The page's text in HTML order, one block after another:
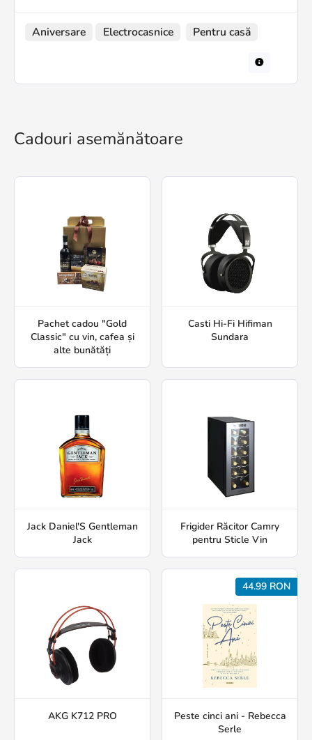
Aniversare Electrocasnice Pentru casă
Cadouri asemănătoare
Pachet cadou "Gold
Classic" cu vin, cafea și
alte bunătăți
Casti Hi-Fi Hifiman
Sundara
Jack Daniel'S Gentleman
Jack
Frigider Răcitor Camry
pentru Sticle Vin
AKG K712 PRO
44.99 RON
Peste cinci ani - Rebecca
Serle